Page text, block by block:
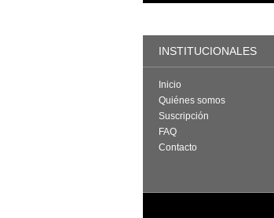
INSTITUCIONALES
Inicio
Quiénes somos
Suscripción
FAQ
Contacto